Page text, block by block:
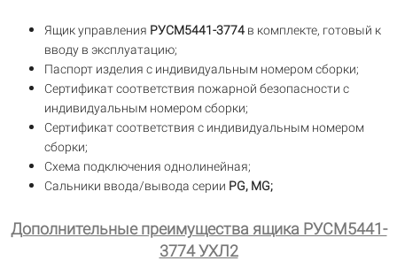
Ящик управления РУСМ5441-3774 в комплекте, готовый к
вводу в эксплуатацию;
Паспорт изделия с индивидуальным номером сборки;
Сертификат соответствия пожарной безопасности с
индивидуальным номером сборки;
Сертификат соответствия с индивидуальным номером
сборки;
Схема подключения однолинейная;
Сальники ввода/вывода серии PG, MG;
Дополнительные преимущества ящика РУСМ5441-
3774 УХЛ2